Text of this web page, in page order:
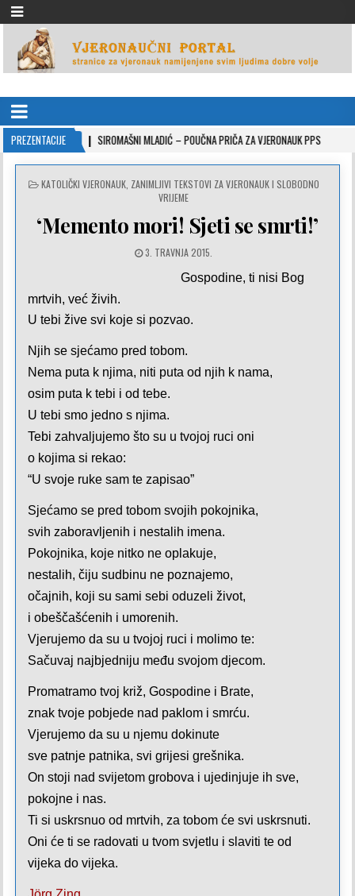
VJERONAUČNI PORTAL
PREZENTACIJE
10-26 SIROMAŠNI MLADIĆ – POUČNA PRIČA ZA VJERONAUK PPS 2021-05-
POSTED
KATOLIČKI VJERONAUK, ZANIMLJIVI TEKSTOVI ZA VJERONAUK I SLOBODNO
VRIJEME
‘Memento mori! Sjeti se smrti!’
3. TRAVNJA 2015.
Gospodine, ti nisi Bog
mrtvih, već živih.
U tebi žive svi koje si pozvao.
Njih se sjećamo pred tobom.
Nema puta k njima, niti puta od njih k nama,
osim puta k tebi i od tebe.
U tebi smo jedno s njima.
Tebi zahvaljujemo što su u tvojoj ruci oni
o kojima si rekao:
“U svoje ruke sam te zapisao”
Sjećamo se pred tobom svojih pokojnika,
svih zaboravljenih i nestalih imena.
Pokojnika, koje nitko ne oplakuje,
nestalih, čiju sudbinu ne poznajemo,
očajnih, koji su sami sebi oduzeli život,
i obeščašćenih i umorenih.
Vjerujemo da su u tvojoj ruci i molimo te:
Sačuvaj najbjedniju među svojom djecom.
Promatramo tvoj križ, Gospodine i Brate,
znak tvoje pobjede nad paklom i smrću.
Vjerujemo da su u njemu dokinute
sve patnje patnika, svi grijesi grešnika.
On stoji nad svijetom grobova i ujedinjuje ih sve,
pokojne i nas.
Ti si uskrsnuo od mrtvih, za tobom će svi uskrsnuti.
Oni će ti se radovati u tvom svjetlu i slaviti te od
vijeka do vijeka.